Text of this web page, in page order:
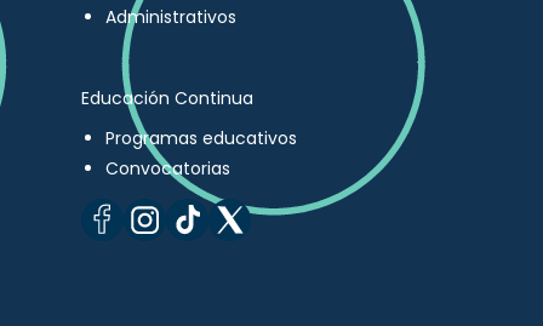
Administrativos
Educación Continua
Programas educativos
Convocatorias